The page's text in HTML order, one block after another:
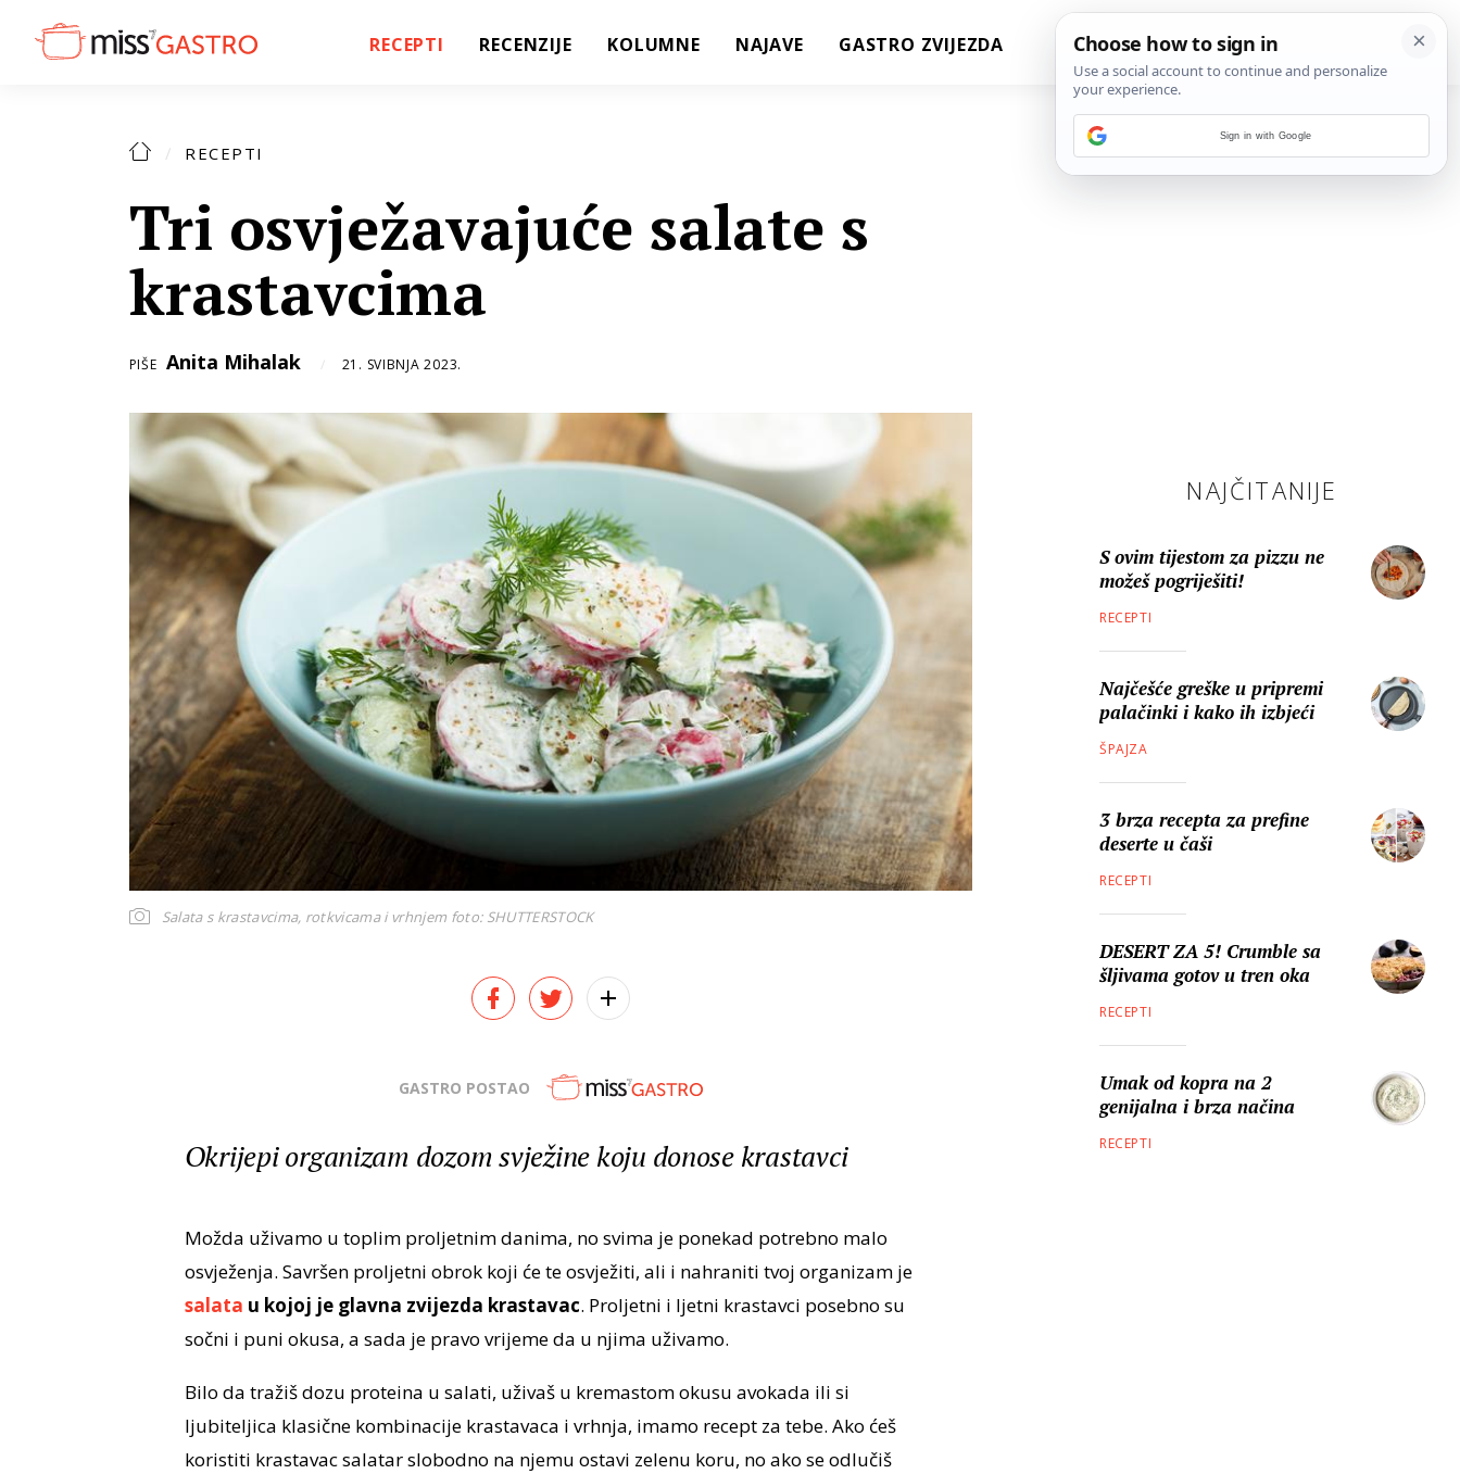
RECEPTI RECENZIJE KOLUMNE NAJAVE GASTRO ZVIJEZDA
RECEPTI
Tri osvježavajuće salate s
krastavcima
PIŠE Anita Mihalak 21. SVIBNJA 2023.
Salata s krastavcima, rotkvicama i vrhnjem foto: SHUTTERSTOCK
GASTRO POSTAO
Okrijepi organizam dozom svježine koju donose krastavci
Možda uživamo u toplim proljetnim danima, no svima je ponekad potrebno malo
osvježenja. Savršen proljetni obrok koji će te osvježiti, ali i nahraniti tvoj organizam je
salata u kojoj je glavna zvijezda krastavac. Proljetni i ljetni krastavci posebno su
sočni i puni okusa, a sada je pravo vrijeme da u njima uživamo.
Bilo da tražiš dozu proteina u salati, uživaš u kremastom okusu avokada ili si
ljubiteljica klasične kombinacije krastavaca i vrhnja, imamo recept za tebe. Ako ćeš
koristiti krastavac salatar slobodno na njemu ostavi zelenu koru, no ako se odlučiš
NAJČITANIJE
S ovim tijestom za pizzu ne
možeš pogriješiti!
RECEPTI
Najčešće greške u pripremi
palačinki i kako ih izbjeći
ŠPAJZA
3 brza recepta za prefine
deserte u čaši
RECEPTI
DESERT ZA 5! Crumble sa
šljivama gotov u tren oka
RECEPTI
Umak od kopra na 2
genijalna i brza načina
RECEPTI
Sign in with Google